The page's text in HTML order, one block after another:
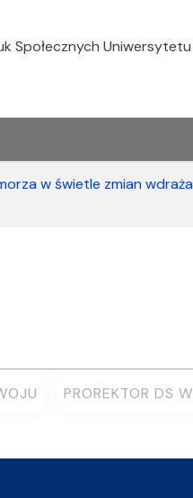
Społecznych
w świetle zmian
PROREKTOR DS